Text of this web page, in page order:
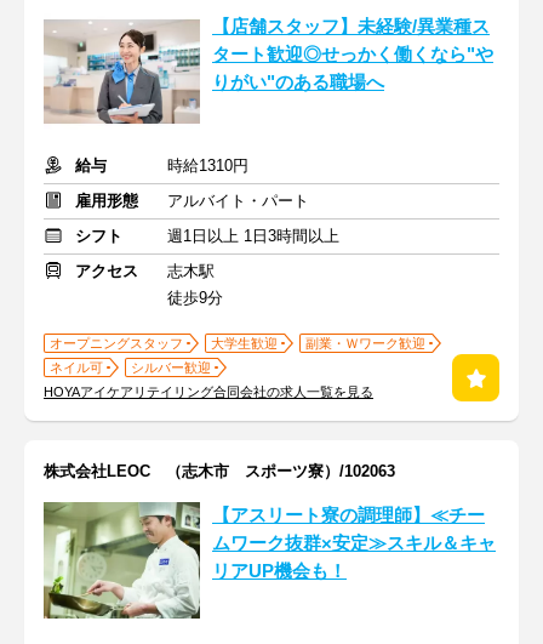
【店舗スタッフ】未経験/異業種ス
タート歓迎◎せっかく働くなら"や
りがい"のある職場へ
給与
時給1310円
雇用形態
アルバイト・パート
シフト
週1日以上 1日3時間以上
アクセス
志木駅
徒歩9分
オープニングスタッフ 大学生歓迎
副業・Ｗワーク歓迎
ネイル可
シルバー歓迎
HOYAアイケアリテイリング合同会社の求人一覧を見る
株式会社LEOC （志木市 スポーツ寮）/102063
【アスリート寮の調理師】≪チー
ムワーク抜群×安定≫スキル＆キャ
リアUP機会も！